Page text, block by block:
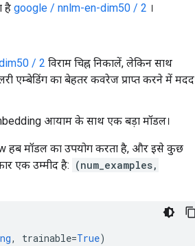
है google / nnlm-en-dim50 / 2 ।
/ 2 विराम चिह्न निकालें, लेकिन साथ
एम्बेडिंग का बेहतर कवरेज प्राप्त करने में मदद
आयाम के साथ एक बड़ा मॉडल।
हब मॉडल का उपयोग करता है, और इसे कुछ
एक उम्मीद है: (num_examples,
, trainable=True)